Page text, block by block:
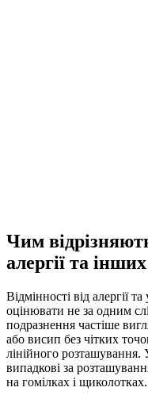
Чим
алергії та
Відмінності від алергії
оцінювати не за одним
подразнення частіше
або висип без чітких
лінійного розташування.
випадкові за
на гомілках і щиколотках.